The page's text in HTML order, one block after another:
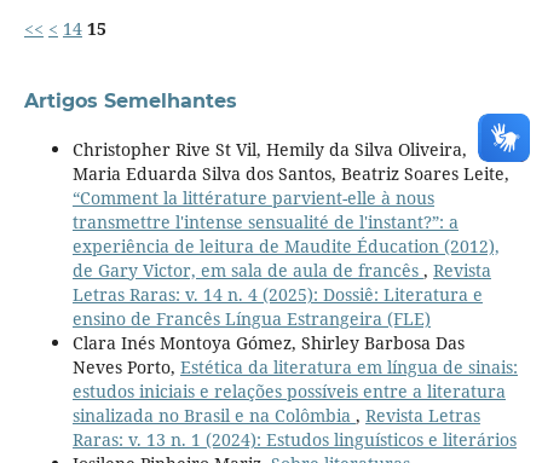
<< < 14 15
Artigos Semelhantes
Christopher Rive St Vil, Hemily da Silva Oliveira,
Maria Eduarda Silva dos Santos, Beatriz Soares Leite,
“Comment la littérature parvient-elle à nous
transmettre l'intense sensualité de l'instant?”: a
experiência de leitura de Maudite Éducation (2012),
de Gary Victor, em sala de aula de francês , Revista
Letras Raras: v. 14 n. 4 (2025): Dossiê: Literatura e
ensino de Francês Língua Estrangeira (FLE)
Clara Inés Montoya Gómez, Shirley Barbosa Das
Neves Porto, Estética da literatura em língua de sinais:
estudos iniciais e relações possíveis entre a literatura
sinalizada no Brasil e na Colômbia , Revista Letras
Raras: v. 13 n. 1 (2024): Estudos linguísticos e literários